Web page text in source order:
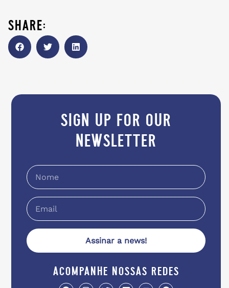
share:
sign up for our
newsletter
Assinar a news!
acompanhe nossas redes